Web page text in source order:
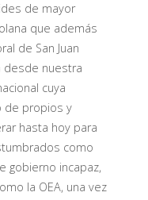
de mayor
que además
de San Juan
desde nuestra
cuya
de propios y
hasta hoy para
como
gobierno incapaz,
la OEA, una vez